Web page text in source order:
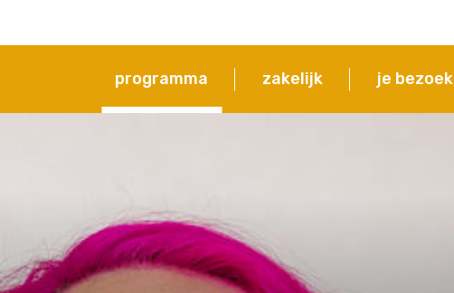
programma zakelijk je bezoek